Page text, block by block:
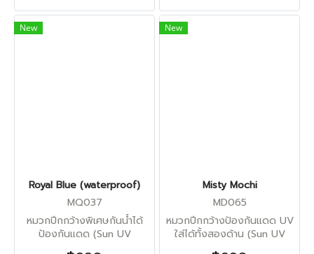
New
Royal Blue (waterproof)
MQ037
หมวกปีกกว้างพิเศษกันน้ำได้
ป้องกันแดด (Sun UV
New
Misty Mochi
MD065
หมวกปีกกว้างป้องกันแดด UV
ใส่ได้ทั้งสองด้าน (Sun UV